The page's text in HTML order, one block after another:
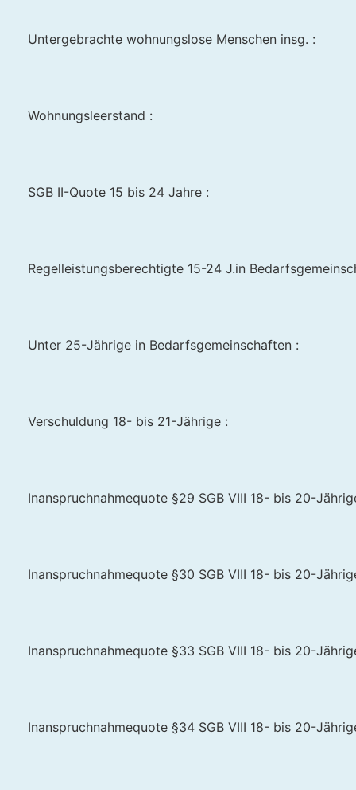
Untergebrachte wohnungslose Menschen insg. :
Wohnungsleerstand :
SGB II-Quote 15 bis 24 Jahre :
Regelleistungsberechtigte 15-24 J.in
Unter 25-Jährige in Bedarfsgemeinschaften :
Verschuldung 18- bis 21-Jährige :
Inanspruchnahmequote §29 SGB VIII 18- bis 20-
Inanspruchnahmequote §30 SGB VIII 18- bis 20-
Inanspruchnahmequote §33 SGB VIII 18- bis 20-
Inanspruchnahmequote §34 SGB VIII 18- bis 20-